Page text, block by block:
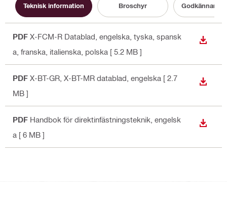
Teknisk information Broschyr
PDF X-FCM-R Datablad , engelska, tyska, spansk
a, franska, italienska, polska [ 5.2 MB ]
LADDA
PDF X-BT-GR, X-BT-MR datablad , engelska [ 2.7
MB ]
LADDA
PDF Handbok för direktinfästningsteknik , engelsk
a [ 6 MB ]
LADDA